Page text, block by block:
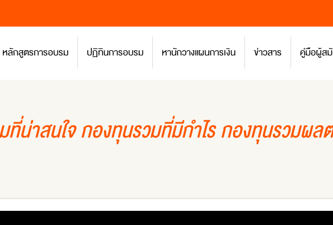
หลักสูตรการอบรม ปฏิทินการอบรม หานักวางแผนการเงิน ข่าวสาร คู่มือผู้ส
ที่น่าสนใจ กองทุนรวมที่มีกำไร กองทุนรวมผ